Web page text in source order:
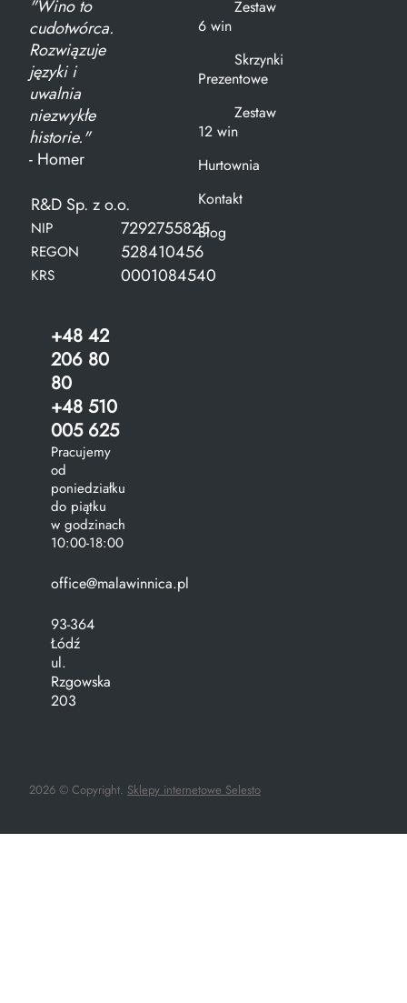
"Wino to
cudotwórca.
Rozwiązuje
języki i
uwalnia
niezwykłe
historie."
- Homer
R&D Sp. z o.o.
NIP 7292755825
REGON 528410456
KRS 0001084540
+48 42
206 80
80
+48 510
005 625
Pracujemy
od
poniedziałku
do piątku
w godzinach
10:00-18:00
office@malawinnica.pl
93-364
Łódź
ul.
Rzgowska
203
Zestaw
6 win
Skrzynki
Prezentowe
Zestaw
12 win
Hurtownia
Kontakt
Blog
2026 © Copyright. Sklepy internetowe Selesto